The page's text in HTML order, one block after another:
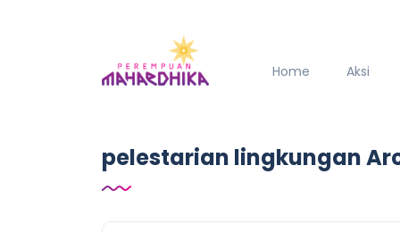
Home Aksi
pelestarian lingkungan